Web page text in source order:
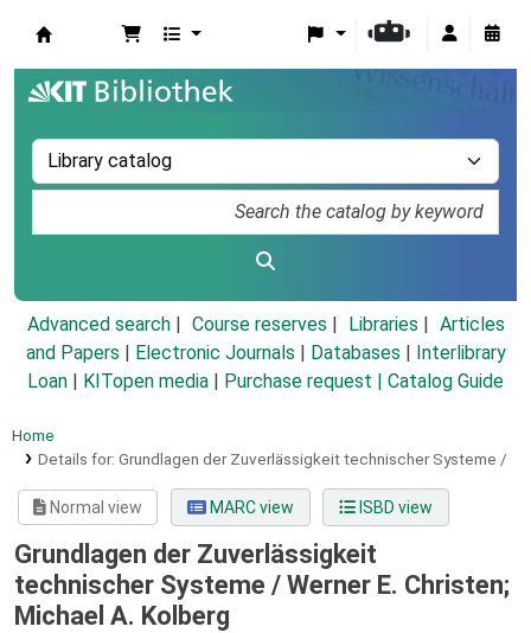
Advanced search Course reserves Libraries
Articles
and Papers
Electronic Journals Databases
Interlibrary
Loan
KITopen media Purchase request | Catalog Guide
Home
Details for: Grundlagen der Zuverlässigkeit technischer Systeme /
Normal view MARC view ISBD view
Grundlagen der Zuverlässigkeit
technischer Systeme / Werner E. Christen;
Michael A. Kolberg